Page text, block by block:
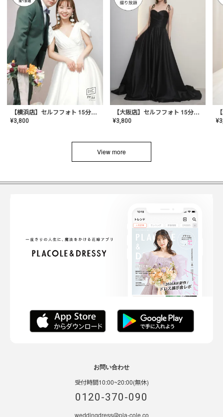
【横浜店】セルフフォト 15分撮り放題プラン
¥3,800
【大阪店】セルフフォト 15分撮り放題プラン
¥3,800 ¥
View more
お問い合わせ
受付時間10:00~20:00(無休)
0120-370-090
weddingdress@pla-cole.co